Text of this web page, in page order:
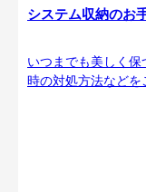
システム収納のお
いつまでも美しく
時の対処方法などを